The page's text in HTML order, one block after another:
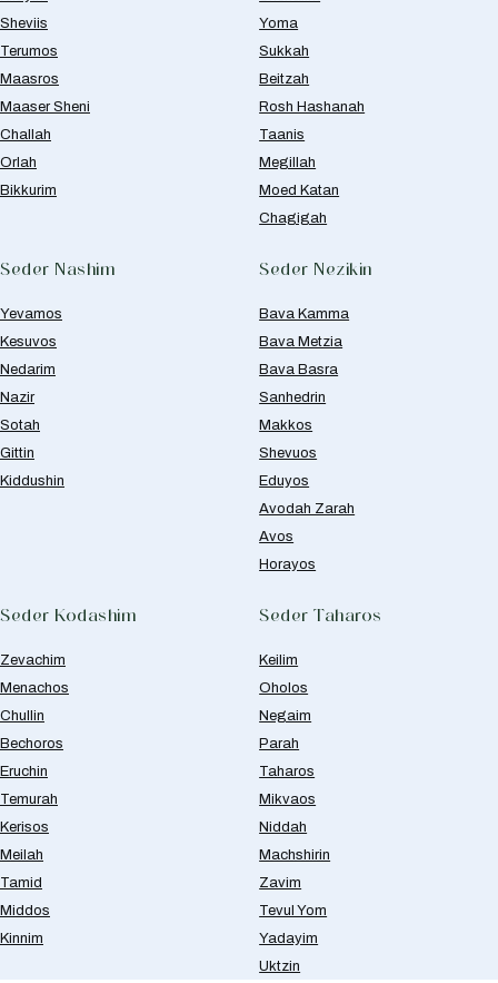
Sheviis
Terumos
Maasros
Maaser Sheni
Challah
Orlah
Bikkurim
Yoma
Sukkah
Beitzah
Rosh Hashanah
Taanis
Megillah
Moed Katan
Chagigah
Seder Nashim
Yevamos
Kesuvos
Nedarim
Nazir
Sotah
Gittin
Kiddushin
Seder Nezikin
Bava Kamma
Bava Metzia
Bava Basra
Sanhedrin
Makkos
Shevuos
Eduyos
Avodah Zarah
Avos
Horayos
Seder Kodashim
Zevachim
Menachos
Chullin
Bechoros
Eruchin
Temurah
Kerisos
Meilah
Tamid
Middos
Kinnim
Seder Taharos
Keilim
Oholos
Negaim
Parah
Taharos
Mikvaos
Niddah
Machshirin
Zavim
Tevul Yom
Yadayim
Uktzin